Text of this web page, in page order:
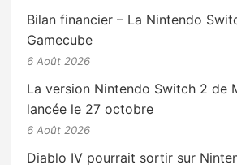
Bilan financier – La Nintendo
Gamecube
6 Août 2026
La version Nintendo Switch 2 de
lancée le 27 octobre
6 Août 2026
Diablo IV pourrait sortir sur